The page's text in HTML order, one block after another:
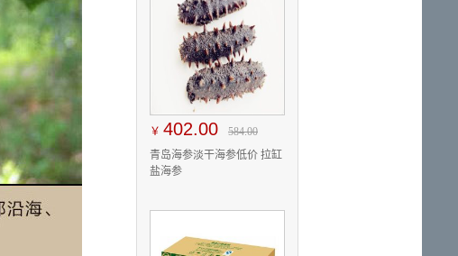
￥ 402.00
584.00
青岛海参淡干海参低价 拉缸
盐海参